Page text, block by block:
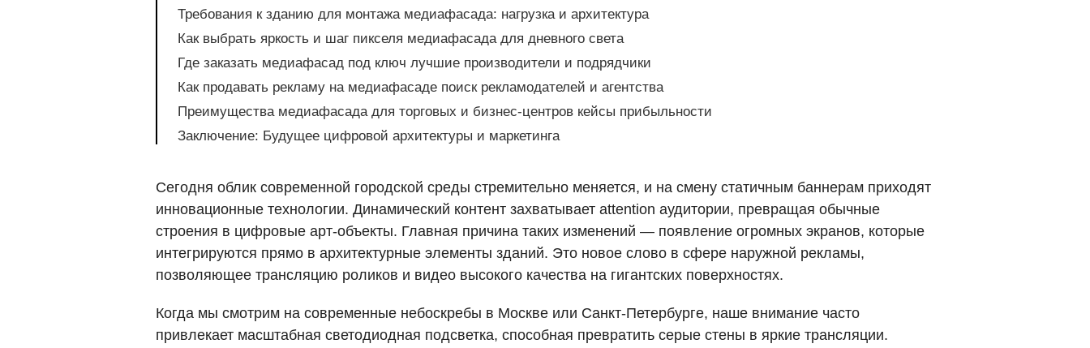
Требования к зданию для монтажа медиафасада: нагрузка и архитектура
Как выбрать яркость и шаг пикселя медиафасада для дневного света
Где заказать медиафасад под ключ лучшие производители и подрядчики
Как продавать рекламу на медиафасаде поиск рекламодателей и агентства
Преимущества медиафасада для торговых и бизнес-центров кейсы прибыльности
Заключение: Будущее цифровой архитектуры и маркетинга
Сегодня облик современной городской среды стремительно меняется, и на смену статичным баннерам приходят
инновационные технологии. Динамический контент захватывает attention аудитории, превращая обычные
строения в цифровые арт-объекты. Главная причина таких изменений — появление огромных экранов, которые
интегрируются прямо в архитектурные элементы зданий. Это новое слово в сфере наружной рекламы,
позволяющее трансляцию роликов и видео высокого качества на гигантских поверхностях.
Когда мы смотрим на современные небоскребы в Москве или Санкт-Петербурге, наше внимание часто
привлекает масштабная светодиодная подсветка, способная превратить серые стены в яркие трансляции.